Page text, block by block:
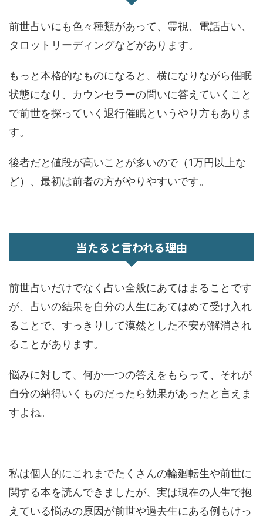
前世占いにも色々種類があって、霊視、電話占い、
タロットリーディングなどがあります。
もっと本格的なものになると、横になりながら催眠
状態になり、カウンセラーの問いに答えていくこと
で前世を探っていく退行催眠というやり方もありま
す。
後者だと値段が高いことが多いので（1万円以上な
ど）、最初は前者の方がやりやすいです。
当たると言われる理由
前世占いだけでなく占い全般にあてはまることです
が、占いの結果を自分の人生にあてはめて受け入れ
ることで、すっきりして漠然とした不安が解消され
ることがあります。
悩みに対して、何か一つの答えをもらって、それが
自分の納得いくものだったら効果があったと言えま
すよね。
私は個人的にこれまでたくさんの輪廻転生や前世に
関する本を読んできましたが、実は現在の人生で抱
えている悩みの原因が前世や過去生にある例もけっ